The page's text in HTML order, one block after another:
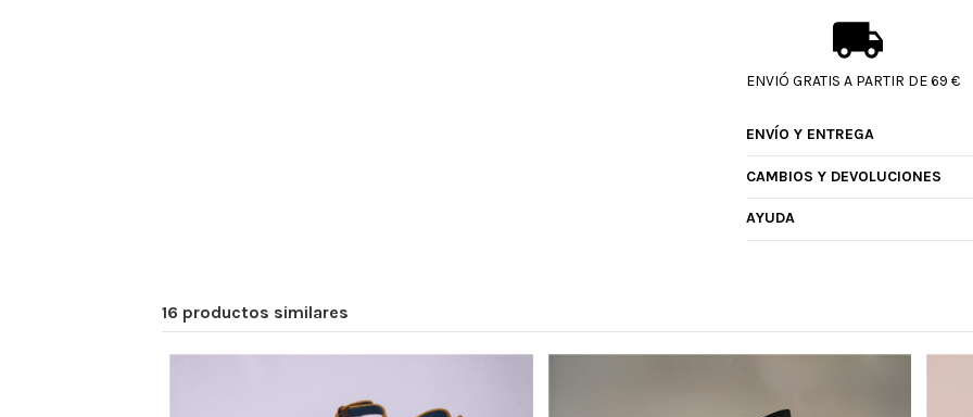
ENVIÓ GRATIS A PARTIR DE 69 €
ENVÍO Y ENTREGA
CAMBIOS Y DEVOLUCIONES
AYUDA
16 productos similares